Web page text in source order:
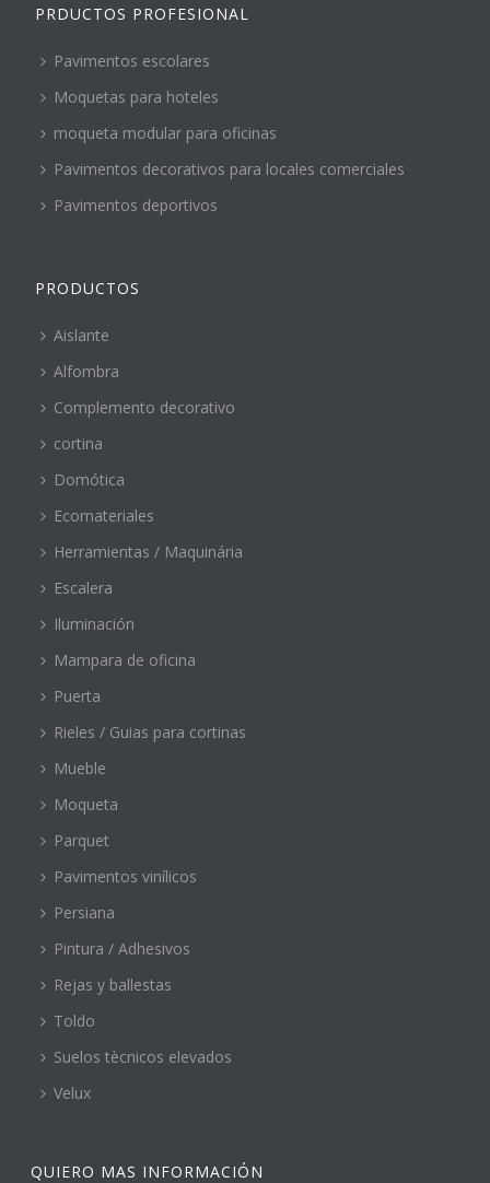
PRDUCTOS PROFESIONAL
Pavimentos escolares
Moquetas para hoteles
moqueta modular para oficinas
Pavimentos decorativos para locales comerciales
Pavimentos deportivos
PRODUCTOS
Aislante
Alfombra
Complemento decorativo
cortina
Domótica
Ecomateriales
Herramientas / Maquinária
Escalera
Iluminación
Mampara de oficina
Puerta
Rieles / Guias para cortinas
Mueble
Moqueta
Parquet
Pavimentos vinílicos
Persiana
Pintura / Adhesivos
Rejas y ballestas
Toldo
Suelos tècnicos elevados
Velux
QUIERO MAS INFORMACIÓN